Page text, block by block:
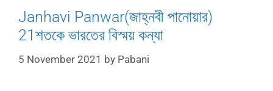
Janhavi Panwar(জাহ্নবী পানোয়ার)
21শতকে ভারতের বিস্ময় কন্যা
5 November 2021 by Pabani